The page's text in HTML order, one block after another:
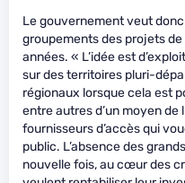
Le gouvernement veut
groupements des projets
années. « L’idée est
sur des territoires pluri-
régionaux lorsque cela est
entre autres d’un moyen
fournisseurs d’accès qui
public. L’absence des
nouvelle fois, au cœur des